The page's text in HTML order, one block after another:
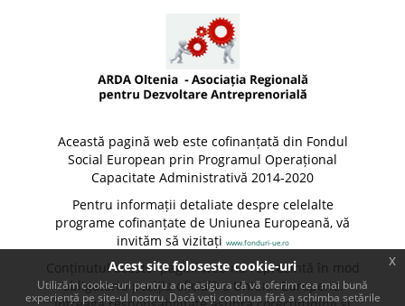
Această pagină web este cofinanțată din Fondul
Social European prin Programul Operațional
Capacitate Administrativă 2014-2020
Pentru informații detaliate despre celelalte
programe cofinanțate de Uniunea Europeană, vă
invităm să vizitați www.fonduri-ue.ro
Conținutul acestei pagini web nu reprezintă în mod
obligatoriu poziția oficială a Uniunii Europene.
Acest site foloseste cookie-uri
Utilizăm cookie-uri pentru a ne asigura că vă oferim cea mai bună
experiență pe site-ul nostru. Dacă veți continua fără a schimba setările
x